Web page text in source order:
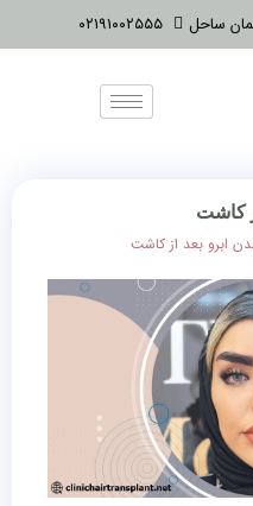
ساحل ۰۲۱۹۱۰۰۲۵۵۵
کاشت
ابرو بعد از کاشت